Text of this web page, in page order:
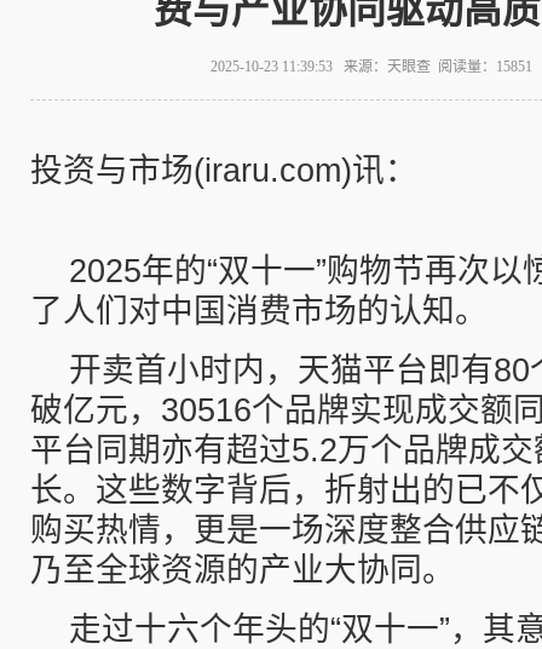
费与产业协同驱动高
2025-10-23 11:39:53 来源：天眼查 阅读量：
投资与市场(iraru.com)讯：
2025年的“双十一”购物节再次以
了人们对中国消费市场的认知。
开卖首小时内，天猫平台即有
破亿元，30516个品牌实现成交额
平台同期亦有超过5.2万个品牌成
长。这些数字背后，折射出的已不
购买热情，更是一场深度整合供应
乃至全球资源的产业大协同。
走过十六个年头的“双十一”，其